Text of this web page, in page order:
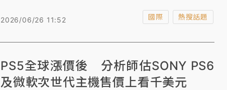
2026/06/26 11:52 國際 熱搜話題
PS5全球漲價後 分析師估SONY PS6
及微軟次世代主機售價上看千美元